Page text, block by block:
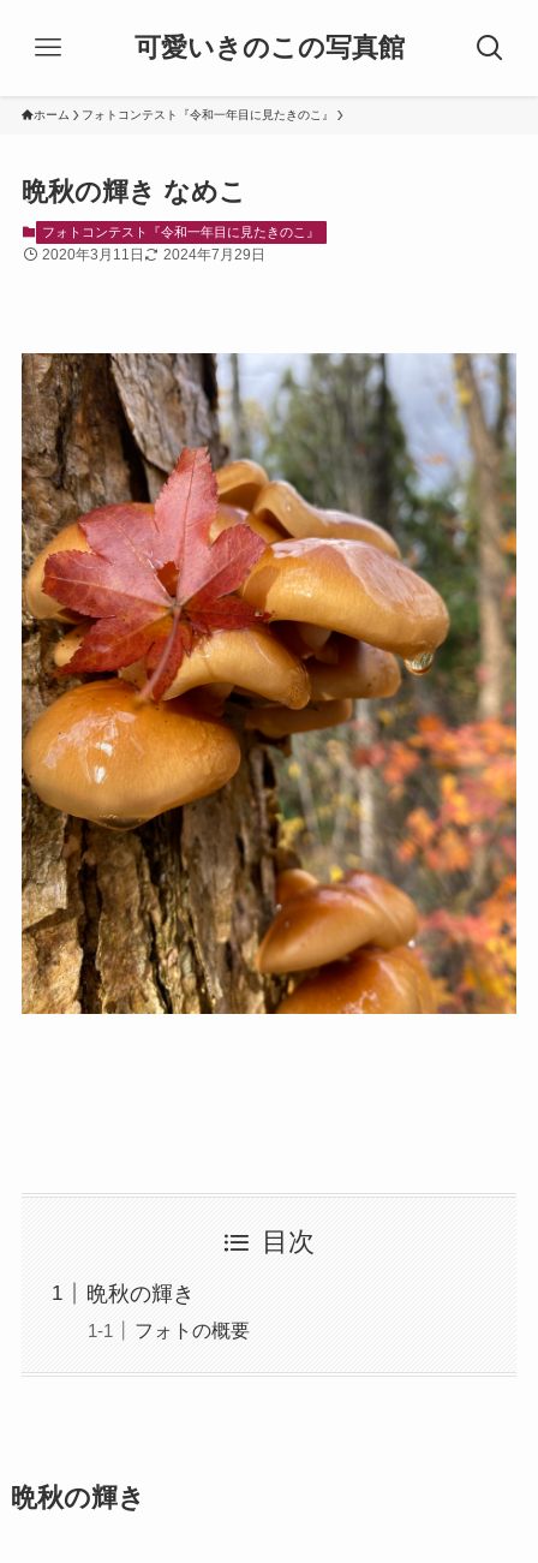
可愛いきのこの写真館
ホーム フォトコンテスト『令和一年目に見たきのこ』
晩秋の輝き なめこ
フォトコンテスト『令和一年目に見たきのこ』
2020年3月11日 2024年7月29日
目次
晩秋の輝き
フォトの概要
晩秋の輝き